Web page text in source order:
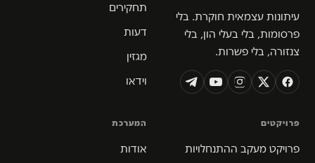
עיתונות עצמאית חוקרת. בלי
פרסומות, בלי בעלי הון, בלי
צנזורה, בלי פשרות.
תחקירים
דעות
מגזין
וידאו
פרויקטים
פרויקט מעקב ההתנחלויות
המערכת
אודות